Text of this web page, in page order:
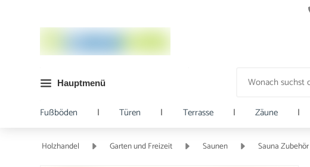
Hauptmenü
Fußböden | Türen | Terrasse | Zäune |
Holzhandel Garten und Freizeit Saunen Sauna Zubehör